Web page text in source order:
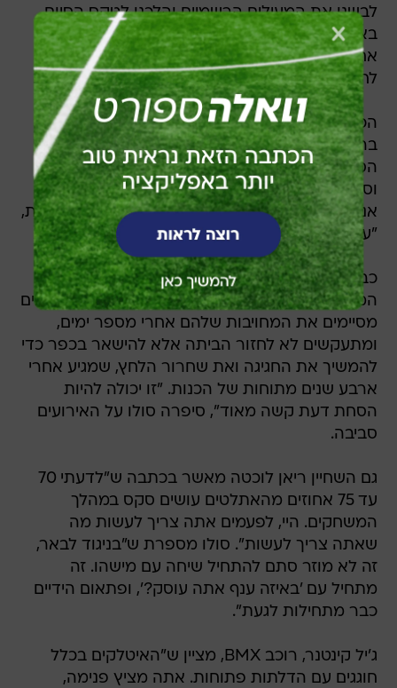
לבשנו את המעילים הרשמיים והלכנו לטקס הסיום
באיצטדיון", היא מספרת, "אחר כך, בשבע בבוקר,
אחרי לילה ללא שינה, הגענו ל'טודיי שואו' שיכורות
לחלוטין. אין צורך לומר, נראינו כמו גיהינום".
הכתבה של ESPN מגיעה אחרי ספר שאתלטית
בריטית פרסמה בעילום שם, שבו היא מספרת על
הסודות מהכפר האולימפי, שכוללים מין, מסיבות
וסמים. הופ סולו די מאשרת את הדברים. "ראיתי
אנשים מקיימים יחסי מין בחוץ, בפומבי", היא מספרת,
"על הדשא, בין הבניינים, אנשים משתגעים".
כבר שנים ארוכות ישנם לא מעט סיפורים על
המתרחש בכפר האולימפי. במקרים רבים, ספורטאים
מסיימים את המחויבות שלהם אחרי מספר ימים,
ומתעקשים לא לחזור הביתה אלא להישאר בכפר כדי
להמשיך את החגיגה ואת שחרור הלחץ, שמגיע אחרי
ארבע שנים מתוחות של הכנות. "זו יכולה להיות
הסחת דעת קשה מאוד", סיפרה סולו על האירועים
סביבה.
גם השחיין ריאן לוכטה מאשר בכתבה ש"לדעתי 70
עד 75 אחוזים מהאתלטים עושים סקס במהלך
המשחקים. היי, לפעמים אתה צריך לעשות מה
שאתה צריך לעשות". סולו מספרת ש"בניגוד לבאר,
זה לא מוזר סתם להתחיל שיחה עם מישהו. זה
מתחיל עם 'באיזה ענף אתה עוסק?', ופתאום הידיים
כבר מתחילות לגעת".
ג'יל קינטנר, רוכב BMX, מציין ש"האיטלקים בכלל
חוגגים עם הדלתות פתוחות. אתה מציץ פנימה,